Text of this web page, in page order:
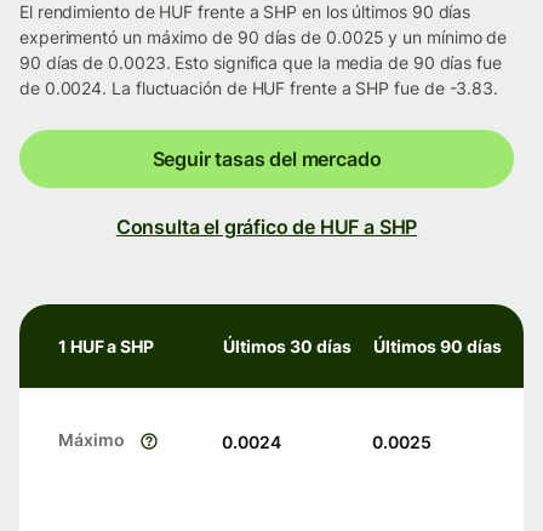
El rendimiento de HUF frente a SHP en los últimos 90 días
experimentó un máximo de 90 días de 0.0025 y un mínimo de
90 días de 0.0023. Esto significa que la media de 90 días fue
de 0.0024. La fluctuación de HUF frente a SHP fue de -3.83.
Seguir tasas del mercado
Consulta el gráfico de HUF a SHP
1 HUF a SHP Últimos 30 días Últimos 90 días
Máximo 0.0024 0.0025